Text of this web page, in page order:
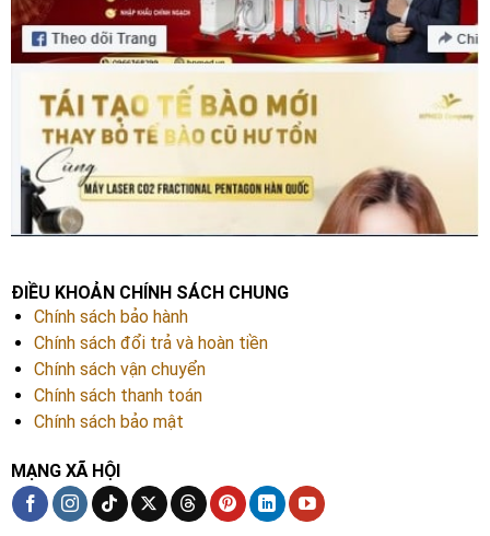
ĐIỀU KHOẢN CHÍNH SÁCH CHUNG
Chính sách bảo hành
Chính sách đổi trả và hoàn tiền
Chính sách vận chuyển
Chính sách thanh toán
Chính sách bảo mật
MẠNG XÃ HỘI